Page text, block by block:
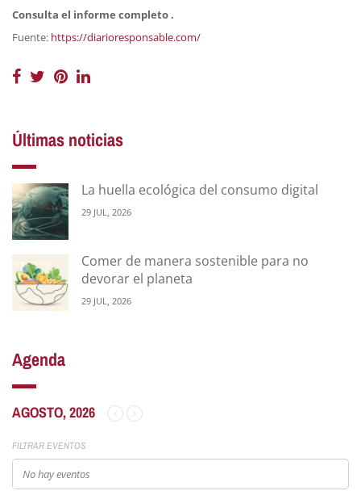
Consulta el informe completo .
Fuente: https://diarioresponsable.com/
Últimas noticias
La huella ecológica del consumo digital
29 JUL, 2026
Comer de manera sostenible para no
devorar el planeta
29 JUL, 2026
Agenda
AGOSTO, 2026
FILTRAR EVENTOS
No hay eventos